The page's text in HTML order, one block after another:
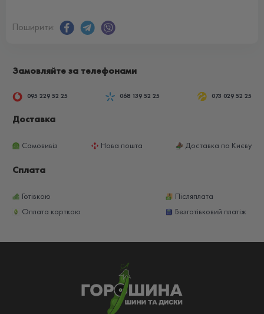
Поширити:
Замовляйте за телефонами
095 229 52 25 068 139 52 25 073 029 52 25
Доставка
Самовивіз Нова пошта Доставка по Києву
Сплата
Готівкою
Післяплата
Оплата карткою
Безготівковий платіж